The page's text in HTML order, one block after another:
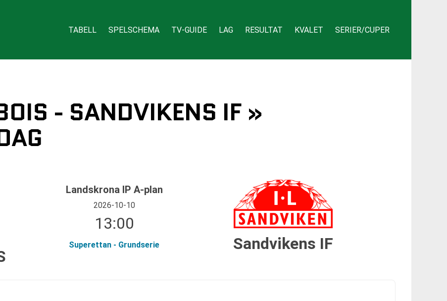
TABELL SPELSCHEMA TV-GUIDE LAG RESULTAT KVALET SERIER/CUPER
- SANDVIKENS IF »
Landskrona IP A-plan
2026-10-10
13:00
Superettan - Grundserie Sandvikens IF